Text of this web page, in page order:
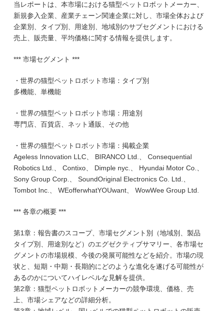
当レポートは、本市場における猫型ペットロボットメーカー、
新規参入企業、産業チェーン関連企業に対し、市場全体および
企業別、タイプ別、用途別、地域別のサブセグメントにおける
売上、販売量、平均価格に関する情報を提供します。
*** 市場セグメント ***
・世界の猫型ペットロボット市場：タイプ別
多機能、単機能
・世界の猫型ペットロボット市場：用途別
専門店、百貨店、ネット通販、その他
・世界の猫型ペットロボット市場：掲載企業
Ageless Innovation LLC、 BIRANCO Ltd.、 Consequential
Robotics Ltd.、 Contixo、 Dimple nyc.、 Hyundai Motor Co.、
Sony Group Corp.、 SoundOriginal Electronics Co. Ltd.、
Tombot Inc.、 WEofferwhatYOUwant、 WowWee Group Ltd.
*** 各章の概要 ***
第1章：報告書のスコープ、市場セグメント別（地域別、製品
タイプ別、用途別など）のエグゼクティブサマリー、各市場セ
グメントの市場規模、今後の発展可能性などを紹介。市場の現
状と、短期・中期・長期的にどのような進化を遂げる可能性が
あるのかについてハイレベルな見解を提供。
第2章：猫型ペットロボットメーカーの競争環境、価格、売
上、市場シェアなどの詳細分析。